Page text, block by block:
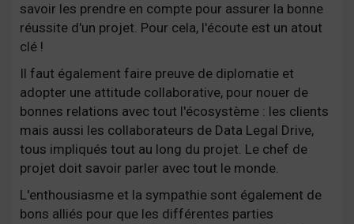
savoir les prendre en compte pour assurer la bonne
réussite d'un projet. Pour cela, l'écoute est un atout
clé !
Il faut également faire preuve de diplomatie et
adopter une attitude collaborative, pour nouer de
bonnes relations avec tout l'écosystème : les clients
mais aussi les collaborateurs de Data Legal Drive,
tous impliqués tout au long du projet. Le chef de
projet doit savoir parler avec tout le monde.
L'enthousiasme et la sympathie sont également de
bons alliés pour que les différentes parties